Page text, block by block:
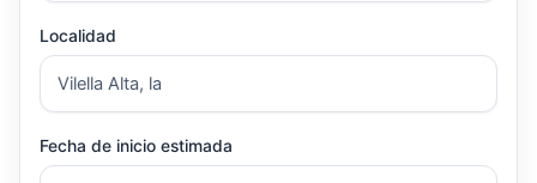
Localidad
Fecha de inicio estimada